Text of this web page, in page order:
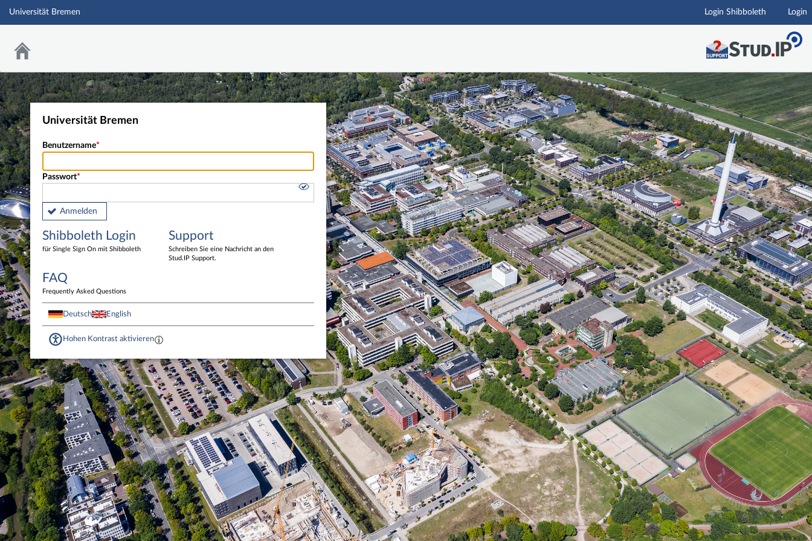
Hauptnavigation
Universität Bremen Login Shibboleth Login
Universität Bremen
Benutzername
Passwort
Anmelden
Shibboleth Login
für Single Sign On mit Shibboleth
Support
Schreiben Sie eine Nachricht an den
Stud.IP Support.
FAQ
Frequently Asked Questions
Deutsch English
Hohen Kontrast aktivieren